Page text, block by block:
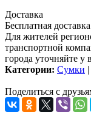
Доставка
Бесплатная
Для жителей
транспортной
города уточняйте
Категории: Сумки |
Поделиться с